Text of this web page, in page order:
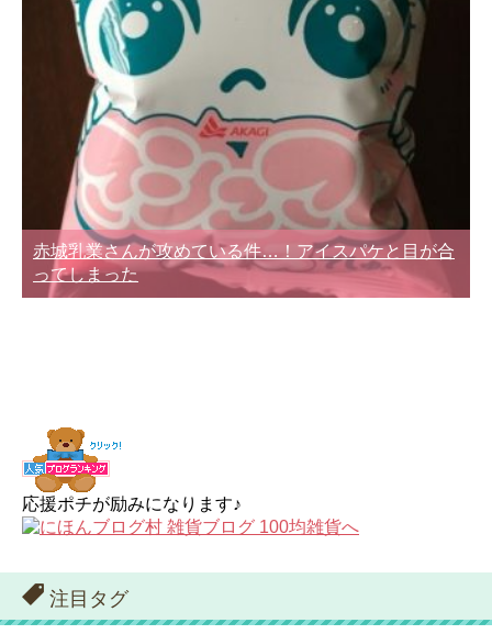
赤城乳業さんが攻めている件…！アイスパケと目が合
ってしまった
応援ポチが励みになります♪
注目タグ